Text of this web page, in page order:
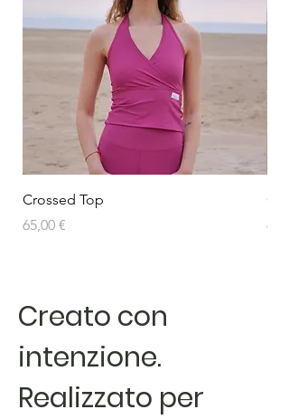
Crossed Top
Prezzo
65,00 €
Creato con
intenzione.
Realizzato per